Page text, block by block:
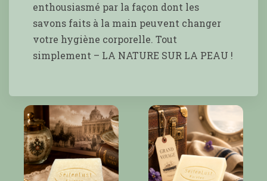
enthousiasmé par la façon dont les
savons faits à la main peuvent changer
votre hygiène corporelle. Tout
simplement – LA NATURE SUR LA PEAU !